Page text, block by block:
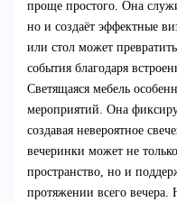
проще простого. Она
но и создаёт эффектные
или стол может
события благодаря
Светящаяся мебель
мероприятий. Она
создавая невероятное
вечеринки может не
пространство, но и
протяжении всего